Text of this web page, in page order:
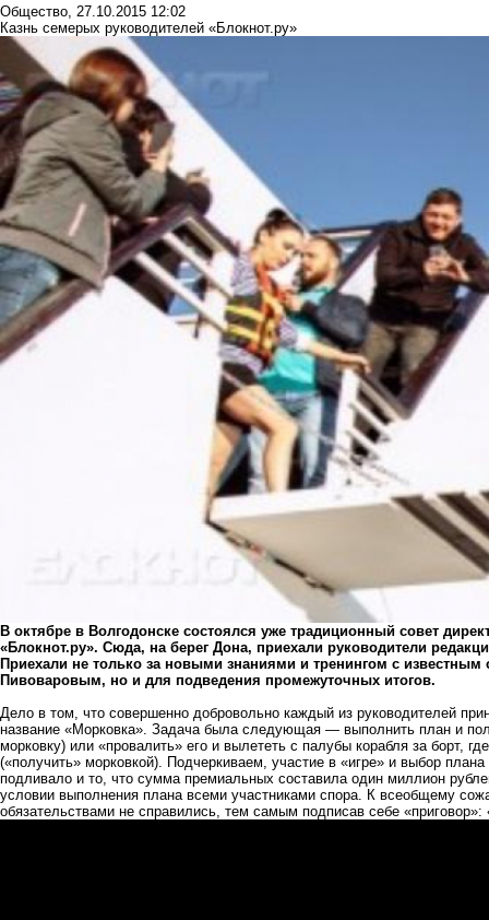
Общество, 27.10.2015 12:02
Казнь семерых руководителей «Блокнот.ру»
В октябре в Волгодонске состоялся уже традиционный совет
«Блокнот.ру». Сюда, на берег Дона, приехали руководители
Приехали не только за новыми знаниями и тренингом с
Пивоваровым, но и для подведения промежуточных итогов.
Дело в том, что совершенно добровольно каждый из руководителей
название «Морковка». Задача была следующая — выполнить план и
морковку) или «провалить» его и вылететь с палубы корабля за борт,
(«получить» морковкой). Подчеркиваем, участие в «игре» и выбор
подливало и то, что сумма премиальных составила один миллион
условии выполнения плана всеми участниками спора. К всеобщему
обязательствами не справились, тем самым подписав себе «приговор»: